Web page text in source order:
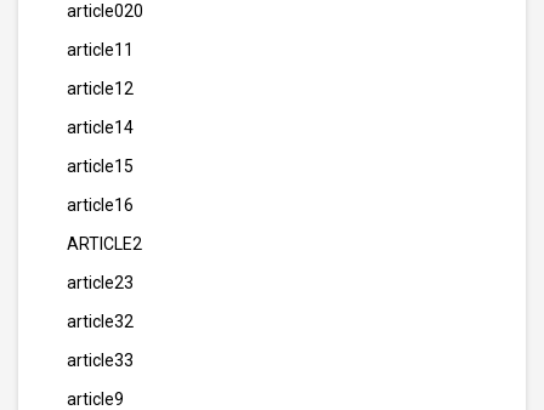
article020
article11
article12
article14
article15
article16
ARTICLE2
article23
article32
article33
article9